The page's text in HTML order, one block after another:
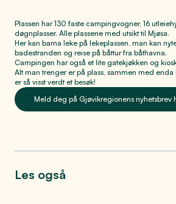
Plassen har 130 faste campingvogner, 16
døgnplasser. Alle plassene med utsikt til Mjøsa.
Her kan barna leke på lekeplassen, man kan
badestranden og reise på båttur fra båthavna.
Campingen har også et lite gatekjøkken og
Alt man trenger er på plass, sammen med enda
er så visst verdt et besøk!
Meld deg på Gjøvikregionens nyhetsbrev
Les også